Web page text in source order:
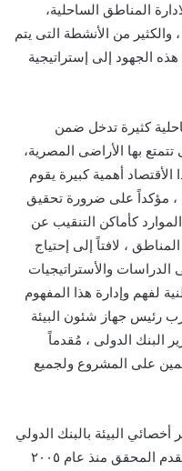
المناطق الساحلية،
والكثير من الأنشطة التى يتم
الجهود إلى إستراتيجية
كثيرة تدخل ضمن
تتمتع بها الأراضى المصرية،
أهمية كبيرة يقوم
العالم ، مؤكداً على ضرورة تحقيق
كأماكن التنقيب عن
، لافتاً إلى إحتياج
الدراسات والأستراتيجيات
لفهم وإدارة هذا المفهوم
رئيس جهاز شئون البيئة
البنك الدولى ، مُقدماً
على المشروع ولجميع
البيئة بالبنك الدولي
تقرير تحليل البيئة القطري، بدءا من التقدم المحقق منذ عام ٢٠٠٥